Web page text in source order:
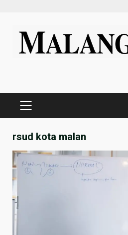
content
PRIMARY
rsud kota malan